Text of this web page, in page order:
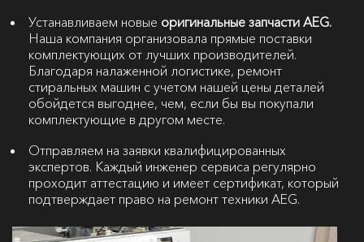
Устанавливаем новые оригинальные запчасти AEG.
Наша компания организовала прямые поставки
комплектующих от лучших производителей.
Благодаря налаженной логистике, ремонт
стиральных машин с учетом нашей цены деталей
обойдется выгоднее, чем, если бы вы покупали
комплектующие в другом месте.
Отправляем на заявки квалифицированных
экспертов. Каждый инженер сервиса регулярно
проходит аттестацию и имеет сертификат, который
подтверждает право на ремонт техники AEG.